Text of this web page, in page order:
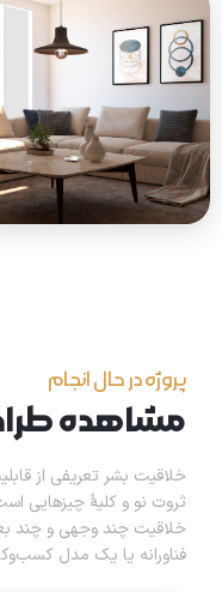
پروژه در حال انجام
مشاهده
خلاقیت بشر تعریفی از
ثروت نو و کلیهٔ چیزهایی
خلاقیت چند وجهی و چند
فناورانه یا یک مدل